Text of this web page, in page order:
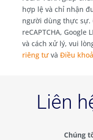
hợp lệ và chỉ nhận
người dùng thực
reCAPTCHA,
và cách xử lý, vui
riêng tưvà Điều
Liên
Chúng